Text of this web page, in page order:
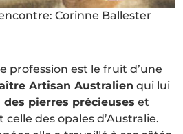
Corinne Ballester
profession est le fruit d’une
Artisan Australien qui lui
des pierres précieuses et
celle des opales d’Australie.